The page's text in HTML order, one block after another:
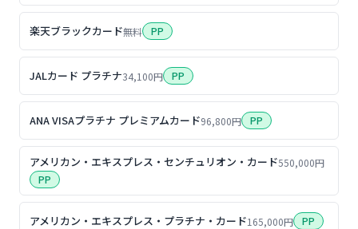
楽天ブラックカード無料 PP
JALカード プラチナ34,100円 PP
ANA VISAプラチナ プレミアムカード96,800円 PP
アメリカン・エキスプレス・センチュリオン・カード550,000円
PP
アメリカン・エキスプレス・プラチナ・カード165,000円 PP